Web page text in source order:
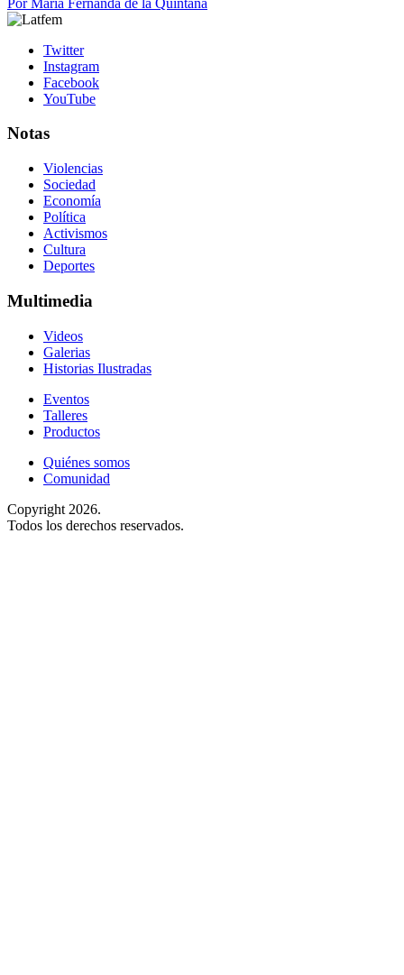
Twitter
Instagram
Facebook
YouTube
Notas
Violencias
Sociedad
Economía
Política
Activismos
Cultura
Deportes
Multimedia
Videos
Galerias
Historias Ilustradas
Eventos
Talleres
Productos
Quiénes somos
Comunidad
Copyright 2026.
Todos los derechos reservados.